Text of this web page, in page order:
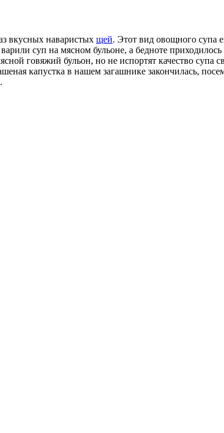
вкусных наваристых щей. Этот вид овощного супа
суп на мясном бульоне, а бедноте
говяжий бульон, но не испортят качество
капустка в нашем загашнике закончилась,
.